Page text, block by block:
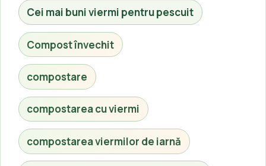
Cei mai buni viermi pentru pescuit
Compost învechit
compostare
compostarea cu viermi
compostarea viermilor de iarnă